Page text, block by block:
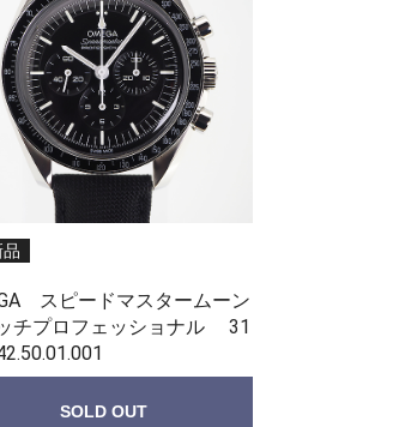
品
スピードマスタームーン
チプロフェッショナル 31
SOLD OUT